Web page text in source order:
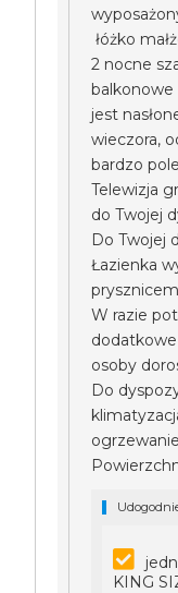
łóżko
2 nocne
balkonowe
jest
wieczora,
bardzo
Telewizja
do Twojej
Do Twojej
Łazienka
W razie
dodatkowe
osoby
Do
KING